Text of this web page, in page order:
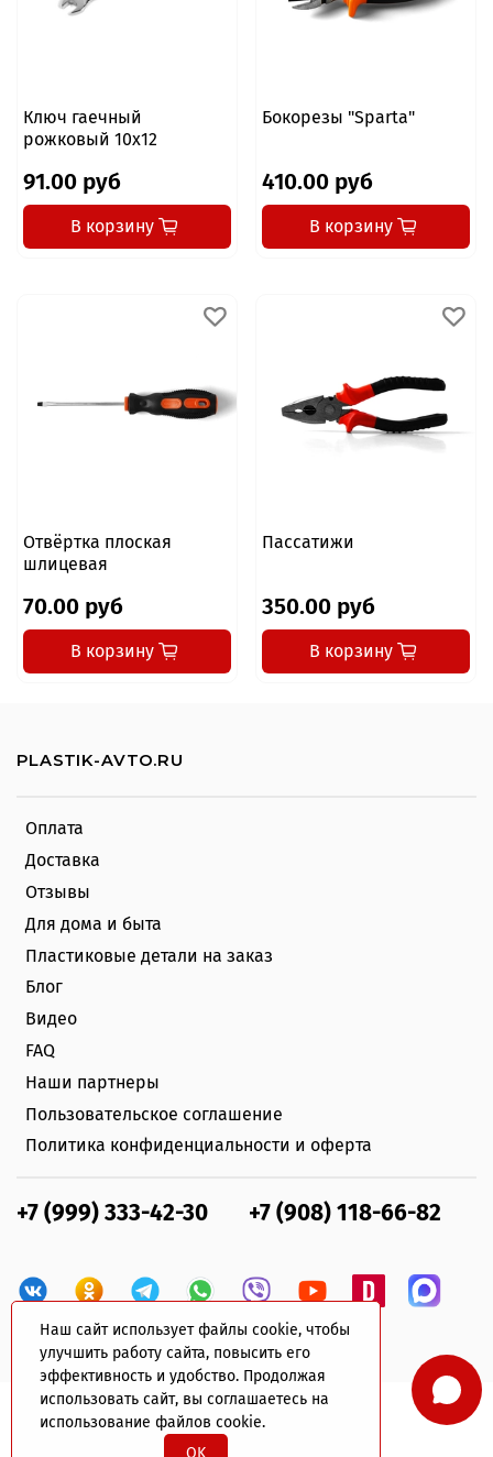
Наш сайт использует файлы cookie, чтобы
улучшить работу сайта, повысить его
эффективность и удобство. Продолжая
использовать сайт, вы соглашаетесь на
использование файлов cookie.
OK
Ключ гаечный
рожковый 10x12
91.00 руб
В корзину
Бокорезы "Sparta"
410.00 руб
В корзину
Отвёртка плоская
шлицевая
70.00 руб
В корзину
Пассатижи
350.00 руб
В корзину
Оплата
Доставка
Отзывы
Для дома и быта
Пластиковые детали на заказ
Блог
Видео
FAQ
Наши партнеры
Пользовательское соглашение
Политика конфиденциальности и оферта
+7 (999) 333-42-30 +7 (908) 118-66-82
PLASTIK-AVTO.RU
© 2022 plastik-avto.ru Все права защищены